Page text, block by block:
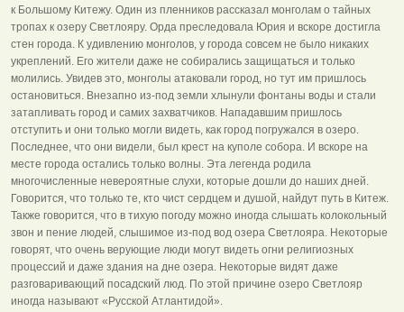
к Большому Китежу. Один из пленников рассказал монголам о тайных
тропах к озеру Светлояру. Орда преследовала Юрия и вскоре достигла
стен города. К удивлению монголов, у города совсем не было никаких
укреплений. Его жители даже не собирались защищаться и только
молились. Увидев это, монголы атаковали город, но тут им пришлось
остановиться. Внезапно из-под земли хлынули фонтаны воды и стали
затапливать город и самих захватчиков. Нападавшим пришлось
отступить и они только могли видеть, как город погружался в озеро.
Последнее, что они видели, был крест на куполе собора. И вскоре на
месте города остались только волны. Эта легенда родила
многочисленные невероятные слухи, которые дошли до наших дней.
Говорится, что только те, кто чист сердцем и душой, найдут путь в Китеж.
Также говорится, что в тихую погоду можно иногда слышать колокольный
звон и пение людей, слышимое из-под вод озера Светлояра. Некоторые
говорят, что очень верующие люди могут видеть огни религиозных
процессий и даже здания на дне озера. Некоторые видят даже
разговаривающий посадский люд. По этой причине озеро Светлояр
иногда называют «Русской Атлантидой».